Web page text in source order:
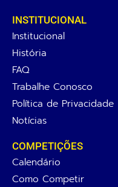
INSTITUCIONAL
Institucional
História
FAQ
Trabalhe Conosco
Política de Privacidade
Notícias
COMPETIÇÕES
Calendário
Como Competir